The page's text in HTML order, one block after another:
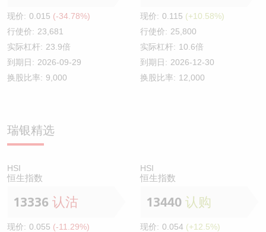
现价: 0.015 (-34.78%)
行使价: 23,681
实际杠杆: 23.9倍
到期日: 2026-09-29
换股比率: 9,000
现价: 0.115 (+10.58%)
行使价: 25,800
实际杠杆: 10.6倍
到期日: 2026-12-30
换股比率: 12,000
瑞银精选
HSI
恒生指数
13336 认沽
现价: 0.055 (-11.29%)
HSI
恒生指数
13440 认购
现价: 0.054 (+12.5%)